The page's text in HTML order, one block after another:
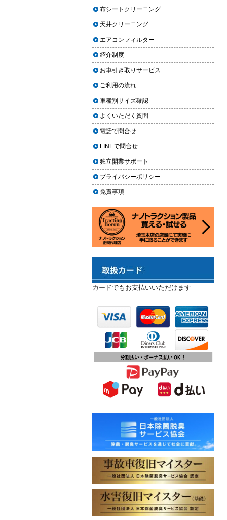
どこまでやるべき？目的別おすす
め内容と費用目安
【2026年版】車内クリーニングの
料金相場はいくら？内容別・業者
別に徹底比較
ヘッドライト黄ばみ取りの料金相
場｜イエローハット・オートバッ
クス・専門店を徹底比較【2026年
版】
【2026年版】イエローハットのカ
ーフィルム料金はいくら？施工内
容・相場・安くするコツ
車のヘッドライト交換のタイミン
グと費用
車のサスペンション交換の必要性
と費用
車のフロントガラス交換の料金相
場と作業手順
車のドアロック修理の料金と作業
2024.03.23
埼玉のFMラジオ・NACK5で取り上げ
ていただきました
2024.03.22
埼玉本店が東京方面からこれまで以
上に利用しやすく
2024.02.29
2024年3月14日・臨時休業のお知らせ
2023.12.21
年末年始の予定（2023年-2024年）
2023.11.26
年末に「車も大掃除」をしようキャ
ンペーン
2023.11.22
「＃埼玉」という埼玉県のお店や企
業を紹介するサイトで紹介されまし
た
2023.10.30
コーティングが無料で利用できるチ
ャンス！X（旧Twitter）キャンペーン
2023.10.21
秋田県の「能代ポータル」にて得洗
隊を紹介いただきました
第15回ふじみ野市産業まつりに出店
します
2023.10.09
チバテレビ「チバテレ稼ぐ力養成講
座・講座会員インタビュー」で弊社
代表 大屋のインタビューが紹介され
2023.09.27
2023年10月1日オープン！
布シートクリーニング
天井クリーニング
エアコンフィルター
紹介制度
お車引き取りサービス
ご利用の流れ
車種別サイズ確認
よくいただく質問
電話で問合せ
LINEで問合せ
独立開業サポート
プライバシーポリシー
免責事項
カードでもお支払いいただけます